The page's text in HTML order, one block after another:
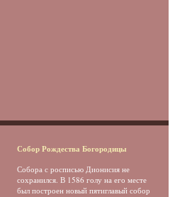
Собор Рождества Богородицы
Собора с росписью Дионисия не
сохранился. В 1586 голу на его месте
был построен новый пятиглавый собор